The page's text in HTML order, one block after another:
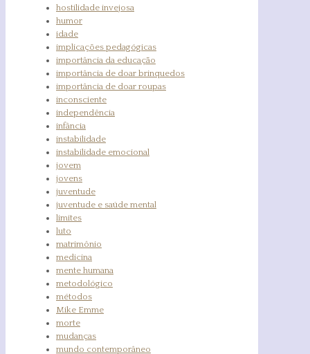
hostilidade invejosa
humor
idade
implicações pedagógicas
importância da educação
importância de doar brinquedos
importância de doar roupas
inconsciente
independência
infância
instabilidade
instabilidade emocional
jovem
jovens
juventude
juventude e saúde mental
limites
luto
matrimônio
medicina
mente humana
metodológico
métodos
Mike Emme
morte
mudanças
mundo contemporâneo